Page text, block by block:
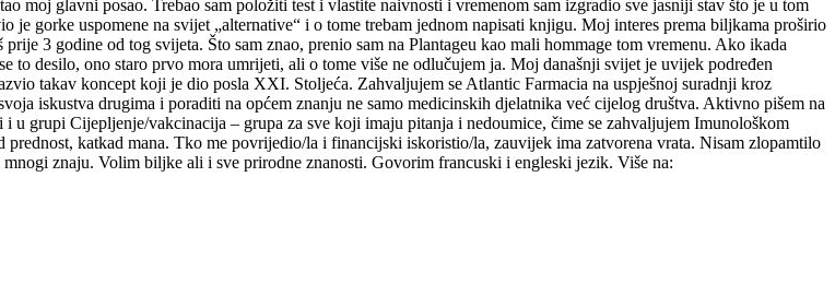
moj glavni posao. Trebao sam položiti test i vlastite naivnosti i vremenom sam izgradio sve jasniji stav što je u tom
gorke uspomene na svijet „alternative“ i o tome trebam jednom napisati knjigu. Moj interes prema biljkama proširio
3 godine od tog svijeta. Što sam znao, prenio sam na Plantageu kao mali hommage tom vremenu. Ako ikada
to desilo, ono staro prvo mora umrijeti, ali o tome više ne odlučujem ja. Moj današnji svijet je uvijek podređen
takav koncept koji je dio posla XXI. Stoljeća. Zahvaljujem se Atlantic Farmacia na uspješnoj suradnji kroz
iskustva drugima i poraditi na općem znanju ne samo medicinskih djelatnika već cijelog društva. Aktivno pišem na
grupi Cijepljenje/vakcinacija – grupa za sve koji imaju pitanja i nedoumice, čime se zahvaljujem Imunološkom
katkad mana. Tko me povrijedio/la i financijski iskoristio/la, zauvijek ima zatvorena vrata. Nisam zlopamtilo
znaju. Volim biljke ali i sve prirodne znanosti. Govorim francuski i engleski jezik. Više na: